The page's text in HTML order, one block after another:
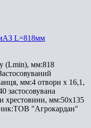
L=818мм
(Lmin), мм:818
мм:4 отвори х 16,1,
застосовувана
хрестовини, мм:50х135
ТОВ "Агрокардан"